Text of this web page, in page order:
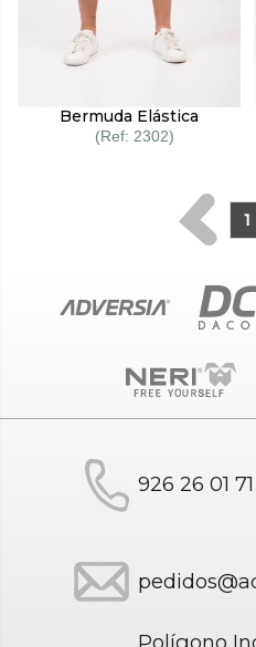
Bermuda Elástica
2302
1
926 26 01 71